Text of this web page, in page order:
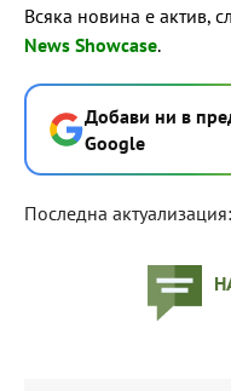
Всяка новина е актив,
News Showcase.
Добави ни в
Google
Последна актуализация: